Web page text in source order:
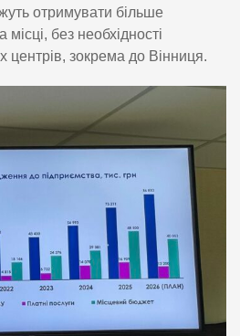
отримувати більше
місці, без необхідності
центрів, зокрема до Вінниця.